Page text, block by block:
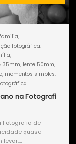
,
fotográfica,
,
35mm, lente 50mm,
, momentos simples,
na Fotografi
Fotografia de
quase
levar.…